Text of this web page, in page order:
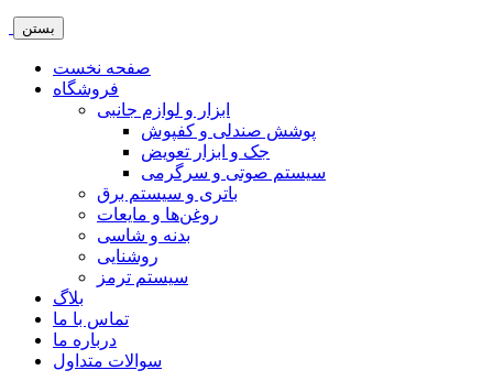
بستن
صفحه نخست
فروشگاه
ابزار و لوازم جانبی
پوشش صندلی و کفپوش
جک و ابزار تعویض
سیستم صوتی و سرگرمی
باتری و سیستم برق
روغن‌ها و مایعات
بدنه و شاسی
روشنایی
سیستم ترمز
بلاگ
تماس با ما
درباره ما
سوالات متداول